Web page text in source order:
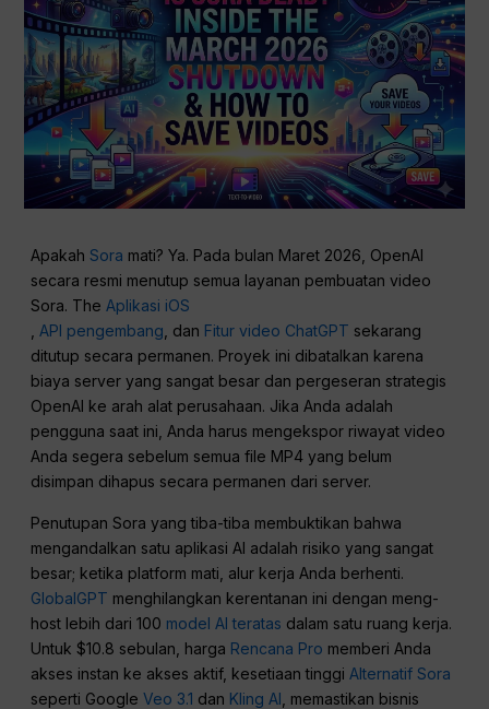
ApakahSora mati? Ya. Pada bulan Maret 2026, OpenAI
secara resmi menutup semua layanan pembuatan video
Sora. TheAplikasi iOS
,API pengembang , dan Fitur video ChatGPT sekarang
ditutup secara permanen. Proyek ini dibatalkan karena
biaya server yang sangat besar dan pergeseran strategis
OpenAI ke arah alat perusahaan. Jika Anda adalah
pengguna saat ini, Anda harus mengekspor riwayat video
Anda segera sebelum semua file MP4 yang belum
disimpan dihapus secara permanen dari server.
Penutupan Sora yang tiba-tiba membuktikan bahwa
mengandalkan satu aplikasi AI adalah risiko yang sangat
besar; ketika platform mati, alur kerja Anda berhenti.
GlobalGPT menghilangkan kerentanan ini dengan meng-
host lebih dari 100 model AI teratas dalam satu ruang kerja.
Untuk $10.8 sebulan, harga Rencana Pro memberi Anda
akses instan ke akses aktif, kesetiaan tinggiAlternatif Sora
seperti GoogleVeo 3.1 dan Kling AI , memastikan bisnis